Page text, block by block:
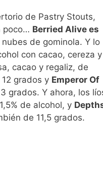
de Pastry Stouts,
poco… Berried Alive es
de gominola. Y lo
con cacao, cereza y
cacao y regaliz, de
grados y Emperor Of
grados. Y ahora, los
de alcohol, y
de 11,5 grados.